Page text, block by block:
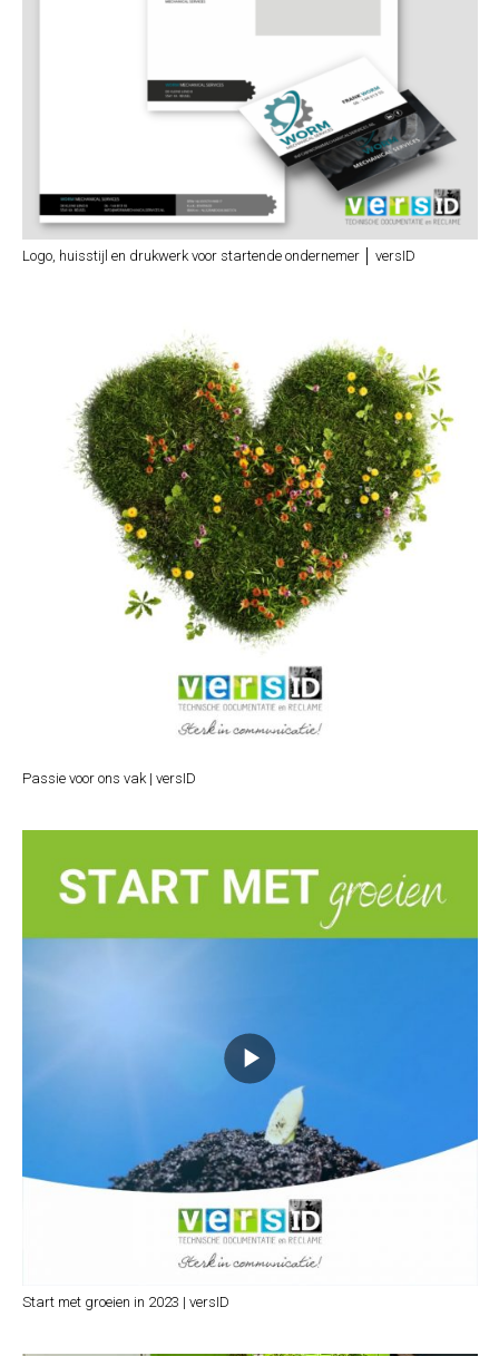
Logo, huisstijl en drukwerk voor startende ondernemer │ versID
Passie voor ons vak | versID
Start met groeien in 2023 | versID